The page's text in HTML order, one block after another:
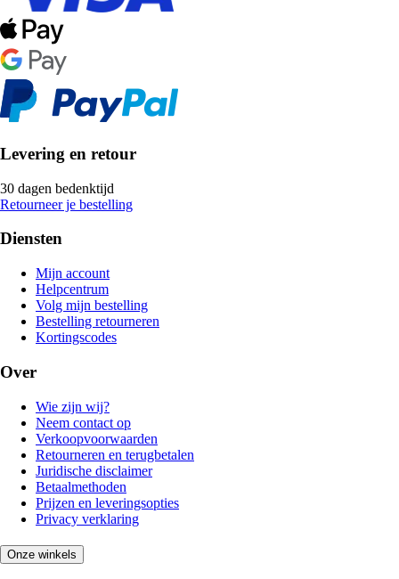
Levering en retour
30 dagen bedenktijd
Retourneer je bestelling
Diensten
Mijn account
Helpcentrum
Volg mijn bestelling
Bestelling retourneren
Kortingscodes
Over
Wie zijn wij?
Neem contact op
Verkoopvoorwaarden
Retourneren en terugbetalen
Juridische disclaimer
Betaalmethoden
Prijzen en leveringsopties
Privacy verklaring
Onze winkels